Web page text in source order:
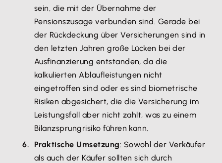
sein, die mit der Übernahme der
Pensionszusage verbunden sind. Gerade bei
der Rückdeckung über Versicherungen sind in
den letzten Jahren große Lücken bei der
Ausfinanzierung entstanden, da die
kalkulierten Ablaufleistungen nicht
eingetroffen sind oder es sind biometrische
Risiken abgesichert, die die Versicherung im
Leistungsfall aber nicht zahlt, was zu einem
Bilanzsprungrisiko führen kann.
Praktische Umsetzung: Sowohl der Verkäufer
als auch der Käufer sollten sich durch